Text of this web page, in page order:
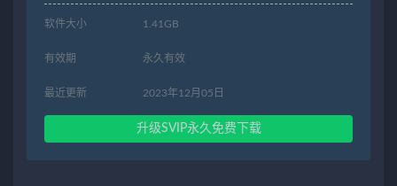
软件大小 1.41GB
有效期 永久有效
最近更新 2023年12月05日
升级SVIP永久免费下载